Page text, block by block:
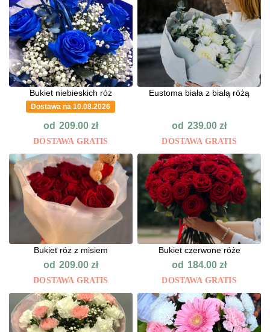
Bukiet niebieskich róż
Dostawa na 10.08.2026
od 209.00 zł
DOSTAWA GRATIS
Eustoma biała z białą różą
od 239.00zł
DOSTAWA GRATIS
Bukiet róz z misiem
od 209.00 zł
DOSTAWA GRATIS
Bukiet czerwone róże
od 184.00zł
DOSTAWA GRATIS